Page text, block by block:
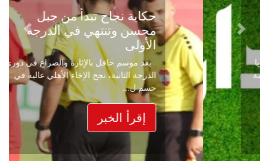
حكاية نجاح تبدأ من جبل
محسن وتنتهي في الدرجة
الأولى
بعد موسم حافل بالإثارة والصراع في دوري
الدرجة الثانية، نجح الإخاء الأهلي عاليه في
حسم ل...
إقرأ الخبر
Previous
Next